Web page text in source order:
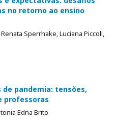
no retorno ao ensino
Renata Sperrhake, Luciana Piccoli,
pandemia: tensões,
professoras
Edna Brito